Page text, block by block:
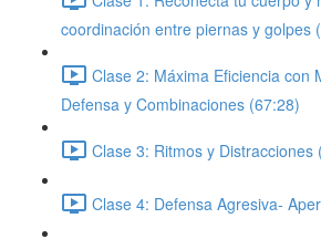
coordinación entre piernas y golpes
Clase 2: Máxima Eficiencia con
Defensa y Combinaciones (67:28)
Clase 3: Ritmos y Distracciones
Clase 4: Defensa Agresiva-